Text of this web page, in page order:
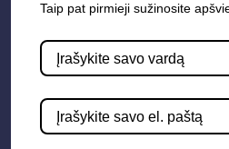
Apšvietimo sistemos
Elektros instaliacija
Lauko šviestuvai
LED juostos
Taip pat pirmieji sužinosite